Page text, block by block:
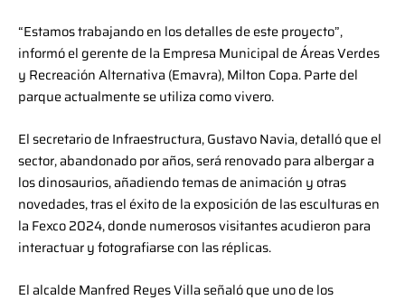
“Estamos trabajando en los detalles de este proyecto”,
informó el gerente de la Empresa Municipal de Áreas Verdes
y Recreación Alternativa (Emavra), Milton Copa. Parte del
parque actualmente se utiliza como vivero.
El secretario de Infraestructura, Gustavo Navia, detalló que el
sector, abandonado por años, será renovado para albergar a
los dinosaurios, añadiendo temas de animación y otras
novedades, tras el éxito de la exposición de las esculturas en
la Fexco 2024, donde numerosos visitantes acudieron para
interactuar y fotografiarse con las réplicas.
El alcalde Manfred Reyes Villa señaló que uno de los